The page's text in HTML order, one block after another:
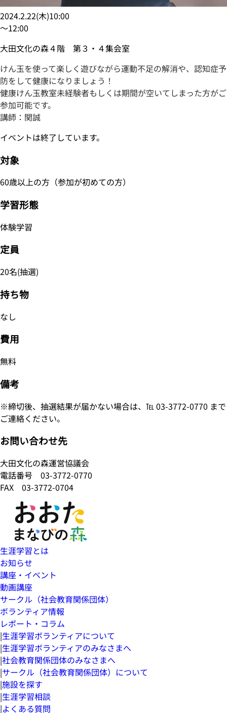
2024.2.22(木)10:00
〜12:00
大田文化の森４階 第３・４集会室
けん玉を使って楽しく遊びながら運動不足の解消や、認知症予
防をして健康になりましょう！
健康けん玉教室未経験者もしくは期間が空いてしまった方がご
参加可能です。
講師：関誠
イベントは終了しています。
対象
60歳以上の方（参加が初めての方）
学習形態
体験学習
定員
20名(抽選)
持ち物
なし
費用
無料
備考
※締切後、抽選結果が届かない場合は、℡ 03-3772-0770 まで
ご連絡ください。
お問い合わせ先
大田文化の森運営協議会
電話番号 03-3772-0770
FAX 03-3772-0704
生涯学習とは
お知らせ
講座・イベント
動画講座
サークル（社会教育関係団体）
ボランティア情報
レポート・コラム
|生涯学習ボランティアについて
|生涯学習ボランティアのみなさまへ
|社会教育関係団体のみなさまへ
|サークル（社会教育関係団体）について
|施設を探す
|生涯学習相談
|よくある質問